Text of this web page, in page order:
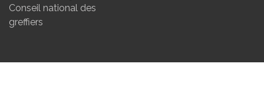
Conseil national des
greffiers